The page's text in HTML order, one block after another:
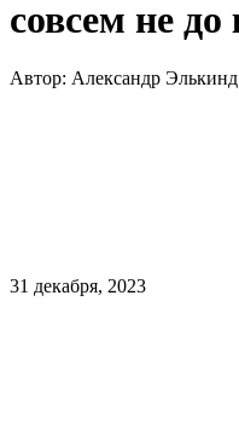
совсем не
Автор: Александр Элькинд
31 декабря, 2023